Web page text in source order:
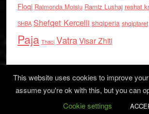
Floqi Raimonda Moisiu Ramiz Lushaj reshat
SHBA Shefqet Kercelli shqiperia shqiptaret
Paja Thaci VatraVisar Zhiti
Log in
This website uses cookies to improve
assume you're ok with this, but you can
Cookie settings